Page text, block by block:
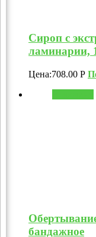
Сироп с
ламинарии,
Цена:708.00 Р
бандажное